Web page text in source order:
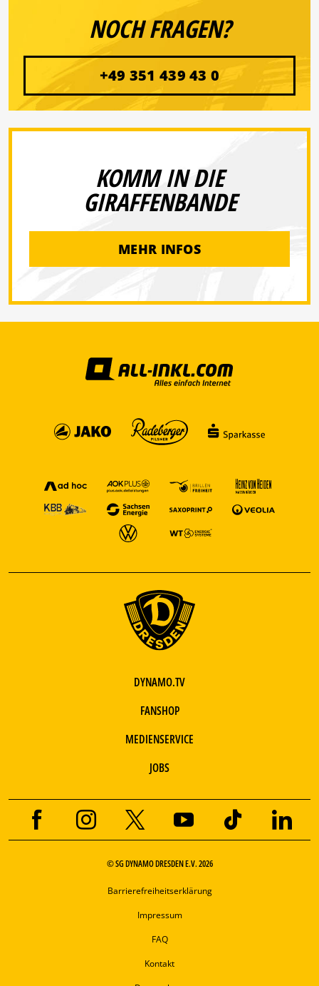
NOCH FRAGEN?
+49 351 439 43 0
KOMM IN DIE
GIRAFFENBANDE
MEHR INFOS
DYNAMO.TV
FANSHOP
MEDIENSERVICE
JOBS
© SG DYNAMO DRESDEN E.V. 2026
Barrierefreiheitserklärung
Impressum
FAQ
Kontakt